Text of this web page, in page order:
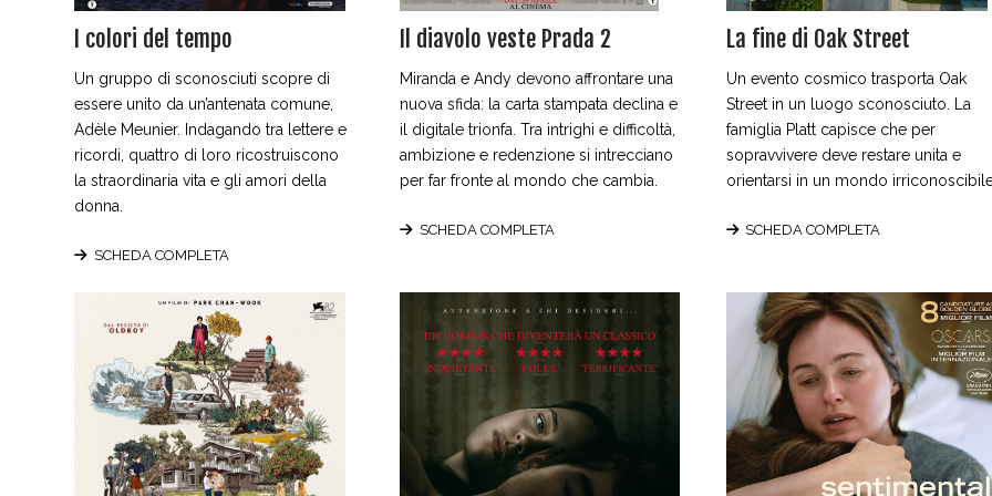
I colori del tempo
Un gruppo di sconosciuti scopre di
essere unito da un’antenata comune,
Adèle Meunier. Indagando tra lettere e
ricordi, quattro di loro ricostruiscono
la straordinaria vita e gli amori della
donna.
SCHEDA COMPLETA
Il diavolo veste Prada 2
Miranda e Andy devono affrontare una
nuova sfida: la carta stampata declina e
il digitale trionfa. Tra intrighi e difficoltà,
ambizione e redenzione si intrecciano
per far fronte al mondo che cambia.
SCHEDA COMPLETA
La fine di Oak Street
Un evento cosmico trasporta Oak
Street in un luogo sconosciuto. La
famiglia Platt capisce che per
sopravvivere deve restare unita e
orientarsi in un mondo
SCHEDA COMPLETA